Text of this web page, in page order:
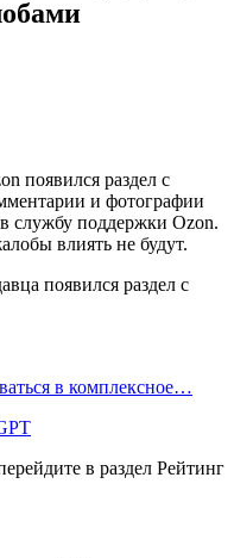
появился раздел с
и фотографии
службу поддержки Ozon.
влиять не будут.
в комплексное…
в раздел Рейтинг